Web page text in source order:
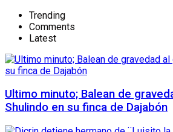
Trending
Comments
Latest
Ultimo minuto; Balean de
Shulindo en su finca de Dajabón